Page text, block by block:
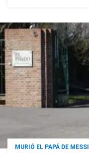
MURIÓ EL PAPÁ DE MESSI